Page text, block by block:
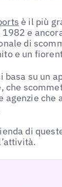
è il più
1982 e
di
e un
basa su un
che
agenzie che
di